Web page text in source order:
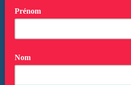
Prénom
Nom